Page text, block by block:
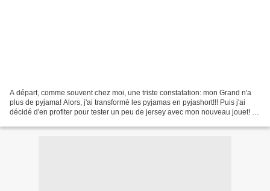
A départ, comme souvent chez moi, une triste constatation: mon Grand n'a
plus de pyjama! Alors, j'ai transformé les pyjamas en pyjashort!!! Puis j'ai
décidé d'en profiter pour tester un peu de jersey avec mon nouveau jouet! T-